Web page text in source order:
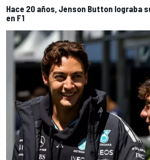
Hace 20 años, Jenson Button lograba
en F1